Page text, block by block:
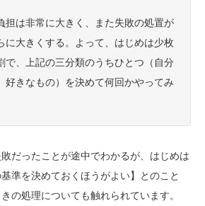
担は非常に大きく、また失敗の処置が
に大きくする。よって、はじめは少枚
で、上記の三分類のうちひとつ（自分
好きなもの）を決めて何回かやってみ
だったことが途中でわかるが、はじめは
準を決めておくほうがよい】とのこと
の処理についても触れられています。